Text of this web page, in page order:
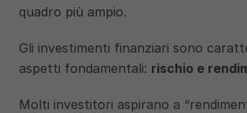
quadro più ampio.
Gli investimenti finanziari sono
aspetti fondamentali: rischio e
Molti investitori aspirano a